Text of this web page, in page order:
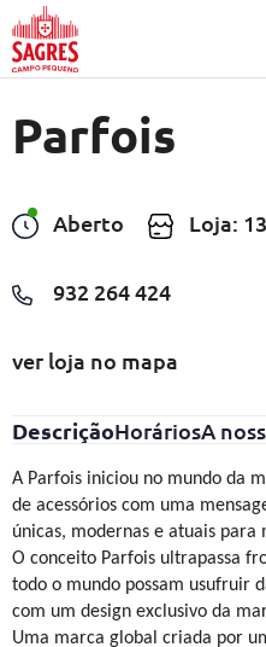
Saltar para o conteúdo principal
Parfois
Aberto Loja:
932 264 424
ver loja no mapa
DescriçãoHoráriosA
A Parfois iniciou no mundo da
de acessórios com uma
únicas, modernas e atuais para
O conceito Parfois ultrapassa
todo o mundo possam usufruir
com um design exclusivo da
Uma marca global criada por